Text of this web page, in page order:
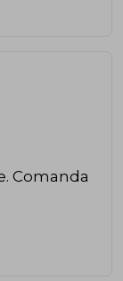
Comanda